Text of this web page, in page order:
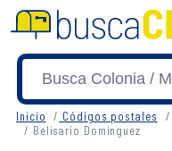
Inicio Códigos postales
Belisario Domínguez